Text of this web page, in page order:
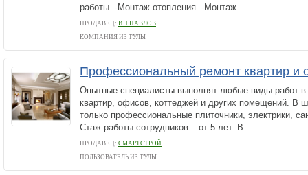
работы. -Монтаж отопления. -Монтаж...
ПРОДАВЕЦ: ИП ПАВЛОВ
КОМПАНИЯ ИЗ ТУЛЫ
Профессиональный ремонт квартир и
Опытные специалисты выполнят любые виды работ в
квартир, офисов, коттеджей и других помещений. В
только профессиональные плиточники, электрики,
Стаж работы сотрудников – от 5 лет. В...
ПРОДАВЕЦ: СМАРТСТРОЙ
ПОЛЬЗОВАТЕЛЬ ИЗ ТУЛЫ